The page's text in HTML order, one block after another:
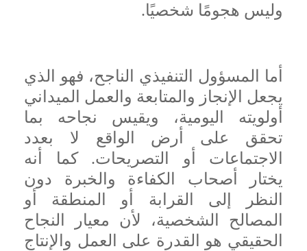
وليس هجومًا شخصيًا.
أما المسؤول التنفيذي الناجح، فهو الذي
يجعل الإنجاز والمتابعة والعمل الميداني
أولويته اليومية، ويقيس نجاحه بما
تحقق على أرض الواقع لا بعدد
الاجتماعات أو التصريحات. كما أنه
يختار أصحاب الكفاءة والخبرة دون
النظر إلى القرابة أو المنطقة أو
المصالح الشخصية، لأن معيار النجاح
الحقيقي هو القدرة على العمل والإنتاج